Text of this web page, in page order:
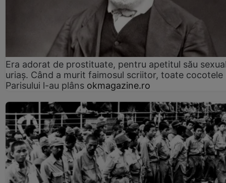
Era adorat de prostituate, pentru apetitul său
uriaș. Când a murit faimosul scriitor, toate cocotele
Parisului l-au plâns okmagazine.ro